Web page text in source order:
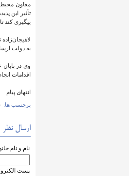
معاون
تأثیر این
پیگیری کند
به دولت
وی در پایان
اقدامات
انتهای پیام
برچسب ها:
ارسال نظر
نام و نام
پست